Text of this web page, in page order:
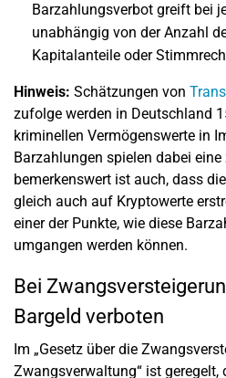
Barzahlungsverbot greift bei
unabhängig von der Anzahl
Kapitalanteile oder
Hinweis: Schätzungen von
zufolge werden in Deutschland
kriminellen Vermögenswerte in
Barzahlungen spielen dabei eine
bemerkenswert ist auch, dass
gleich auch auf Kryptowerte
einer der Punkte, wie diese
umgangen werden können.
Bei
Bargeld verboten
Im „Gesetz über die
Zwangsverwaltung“ ist geregelt,